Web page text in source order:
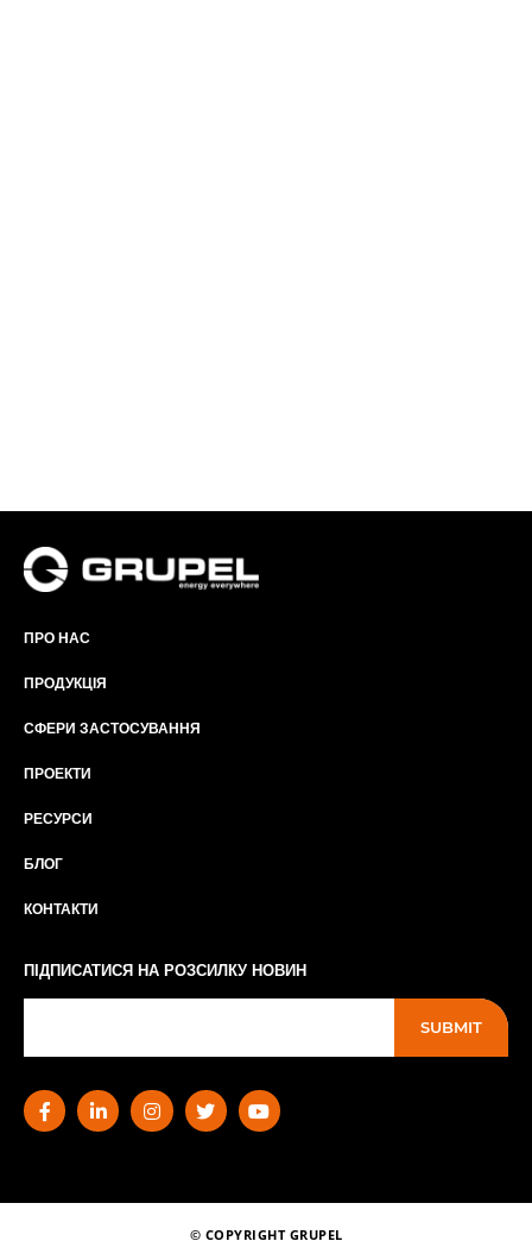
ПРО НАС
ПРОДУКЦІЯ
СФЕРИ ЗАСТОСУВАННЯ
ПРОЕКТИ
РЕСУРСИ
БЛОГ
КОНТАКТИ
ПІДПИСАТИСЯ НА РОЗСИЛКУ НОВИН
SUBMIT
© COPYRIGHT GRUPEL